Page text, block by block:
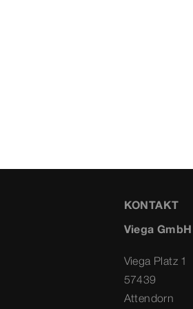
KONTAKT
Viega
Viega Platz 1
57439
Attendorn